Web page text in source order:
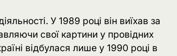
У 1989 році він виїхав за
свої картини у провідних
відбулася лише у 1990 році в